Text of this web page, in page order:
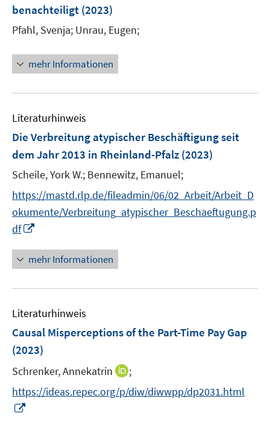
benachteiligt (2023)
Pfahl, Svenja; Unrau, Eugen;
mehr Informationen
Literaturhinweis
Die Verbreitung atypischer Beschäftigung seit
dem Jahr 2013 in Rheinland-Pfalz (2023)
Scheile, York W.; Bennewitz, Emanuel;
https://mastd.rlp.de/fileadmin/06/02_Arbeit/Arbeit_D
okumente/Verbreitung_atypischer_Beschaeftugung.p
df
n
e
u
m
F
n
s
e
mehr Informationen
Literaturhinweis
Causal Misperceptions of the Part-Time Pay Gap
(2023)
Schrenker, Annekatrin
I
n
n
;
https://ideas.repec.org/p/diw/diwwpp/dp2031.html